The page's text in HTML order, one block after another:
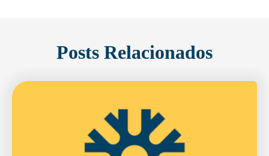
Posts Relacionados